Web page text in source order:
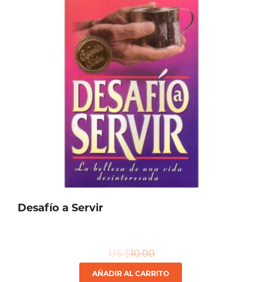
Desafío a Servir
US $10.00
AÑADIR AL CARRITO